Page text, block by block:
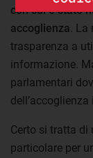
con cui è stato
accoglienza .
trasparenza a
informazione.
parlamentari
dell’accoglienza
Certo si tratta
particolare per